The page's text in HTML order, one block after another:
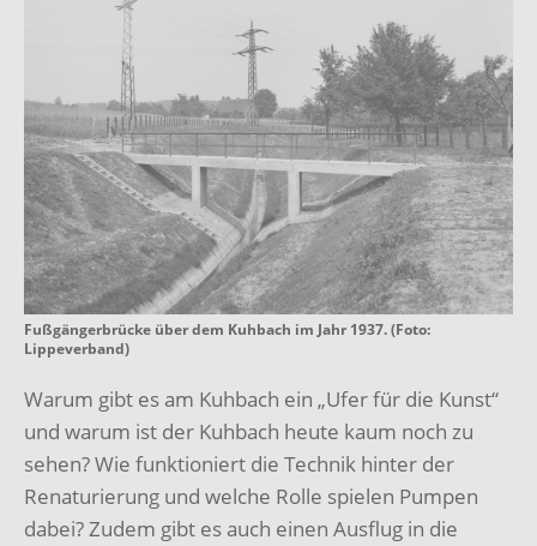
Fußgängerbrücke über dem Kuhbach im Jahr 1937. (Foto:
Lippeverband)
Warum gibt es am Kuhbach ein „Ufer für die Kunst“
und warum ist der Kuhbach heute kaum noch zu
sehen? Wie funktioniert die Technik hinter der
Renaturierung und welche Rolle spielen Pumpen
dabei? Zudem gibt es auch einen Ausflug in die